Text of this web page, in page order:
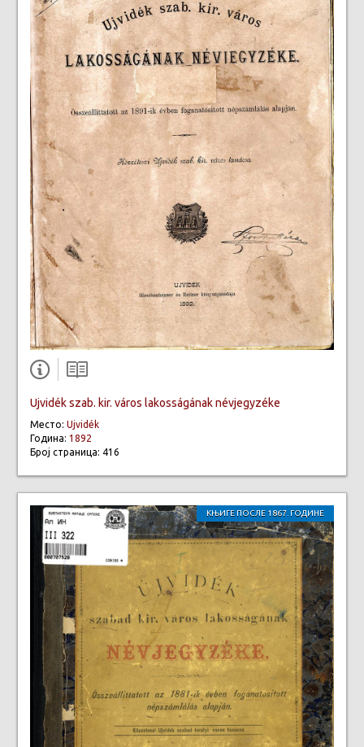
Ujvidék szab. kir. város lakosságának névjegyzéke
Место: Ujvidék
Година: 1892
Број страница: 416
КЊИГЕ ПОСЛЕ 1867. ГОДИНЕ